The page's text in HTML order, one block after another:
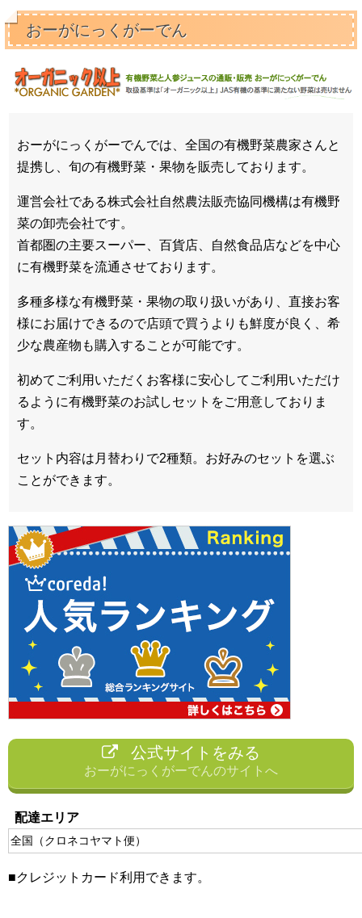
おーがにっくがーでん
おーがにっくがーでんでは、全国の有機野菜農家さんと
提携し、旬の有機野菜・果物を販売しております。
運営会社である株式会社自然農法販売協同機構は有機野
菜の卸売会社です。
首都圏の主要スーパー、百貨店、自然食品店などを中心
に有機野菜を流通させております。
多種多様な有機野菜・果物の取り扱いがあり、直接お客
様にお届けできるので店頭で買うよりも鮮度が良く、希
少な農産物も購入することが可能です。
初めてご利用いただくお客様に安心してご利用いただけ
るように有機野菜のお試しセットをご用意しておりま
す。
セット内容は月替わりで2種類。お好みのセットを選ぶ
ことができます。
公式サイトをみる
おーがにっくがーでんのサイトへ
配達エリア
全国（クロネコヤマト便）
■クレジットカード利用できます。